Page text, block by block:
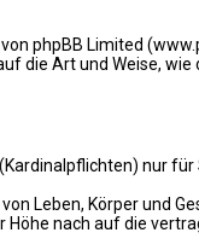
phpBB Limited
die Art und Weise,
nur
Leben, Körper und
nach auf die